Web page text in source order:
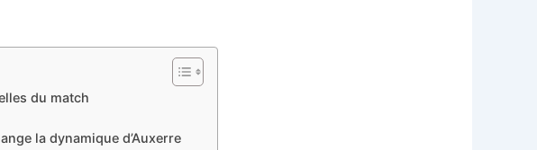
du match
la dynamique d’Auxerre